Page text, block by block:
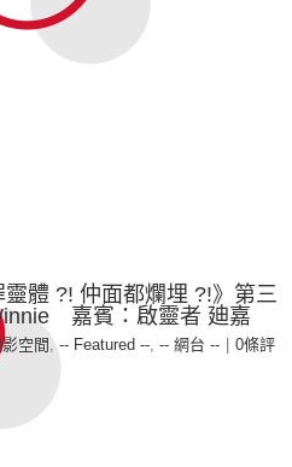
靈體 ?! 仲面都爛埋 ?!》第三
嘉賓：啟靈者 廸嘉
空間 ,-- Featured --, -- 網台 --
0條評